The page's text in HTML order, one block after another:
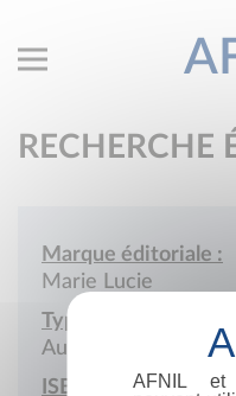
RECHERCHE
Marque éditoriale :
Marie Lucie
Type de société :
Auto-édition
ISBN :
AFNIL et